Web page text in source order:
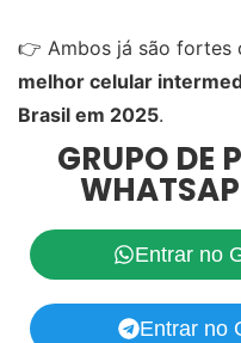
👉 Ambos já são fortes
melhor celular
Brasil em 2025.
GRUPO DE
Entrar no
Entrar no